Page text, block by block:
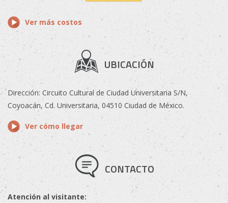
Ver más costos
UBICACIÓN
Dirección: Circuito Cultural de Ciudad Universitaria S/N,
Coyoacán, Cd. Universitaria, 04510 Ciudad de México.
Ver cómo llegar
CONTACTO
Atención al visitante: